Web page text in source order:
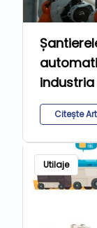
Citește
Utilaje